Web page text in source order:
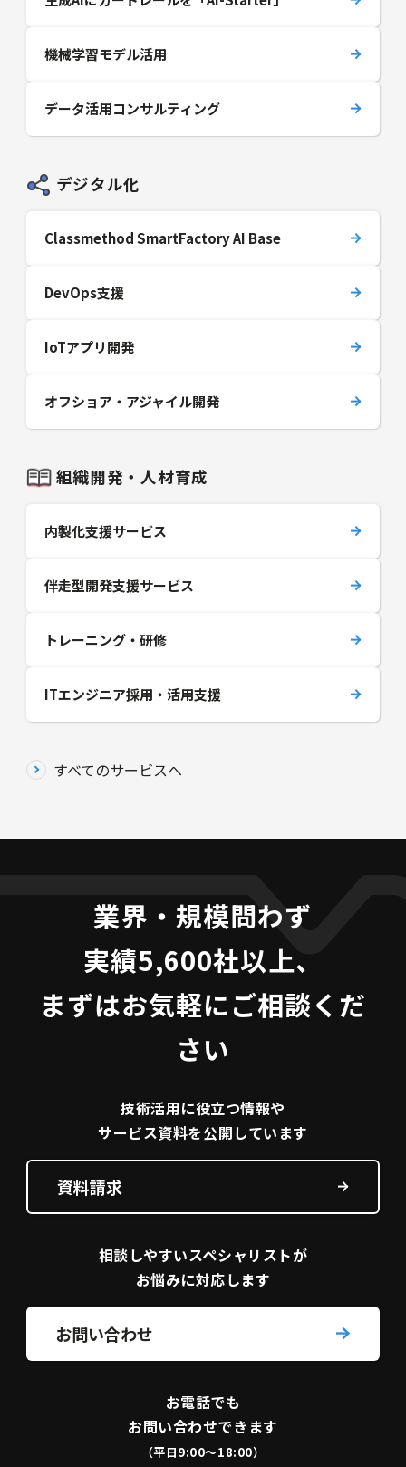
機械学習モデル活用
データ活用コンサルティング
デジタル化
Classmethod SmartFactory AI Base
DevOps支援
IoTアプリ開発
オフショア・アジャイル開発
組織開発・人材育成
内製化支援サービス
伴走型開発支援サービス
トレーニング・研修
ITエンジニア採用・活用支援
すべてのサービスへ
業界・規模問わず
実績5,600社以上、
まずはお気軽にご相談くだ
さい
技術活用に役立つ情報や
サービス資料を公開しています
資料請求
相談しやすいスペシャリストが
お悩みに対応します
お問い合わせ
お電話でも
お問い合わせできます
（平日9:00〜18:00）